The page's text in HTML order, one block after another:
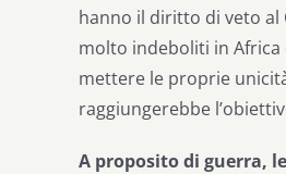
hanno il diritto di veto al
molto indeboliti in Africa
mettere le proprie
raggiungerebbe
A proposito di guerra,